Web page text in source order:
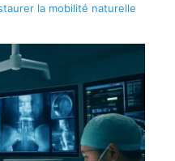
la mobilité naturelle